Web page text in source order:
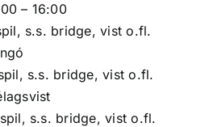
– 16:00
s.s. bridge, vist o.fl.
s.s. bridge, vist o.fl.
s.s. bridge, vist o.fl.